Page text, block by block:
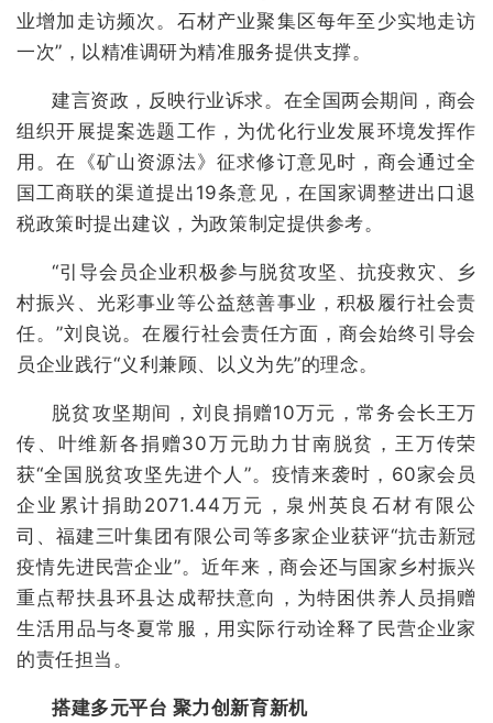
业增加走访频次。石材产业聚集区每年至少实地走访
一次”，以精准调研为精准服务提供支撑。
建言资政，反映行业诉求。在全国两会期间，商会
组织开展提案选题工作，为优化行业发展环境发挥作
用。在《矿山资源法》征求修订意见时，商会通过全
国工商联的渠道提出19条意见，在国家调整进出口退
税政策时提出建议，为政策制定提供参考。
“引导会员企业积极参与脱贫攻坚、抗疫救灾、乡
村振兴、光彩事业等公益慈善事业，积极履行社会责
任。”刘良说。在履行社会责任方面，商会始终引导会
员企业践行“义利兼顾、以义为先”的理念。
脱贫攻坚期间，刘良捐赠10万元，常务会长王万
传、叶维新各捐赠30万元助力甘南脱贫，王万传荣
获“全国脱贫攻坚先进个人”。疫情来袭时，60家会员
企业累计捐助2071.44万元，泉州英良石材有限公
司、福建三叶集团有限公司等多家企业获评“抗击新冠
疫情先进民营企业”。近年来，商会还与国家乡村振兴
重点帮扶县环县达成帮扶意向，为特困供养人员捐赠
生活用品与冬夏常服，用实际行动诠释了民营企业家
的责任担当。
搭建多元平台 聚力创新育新机